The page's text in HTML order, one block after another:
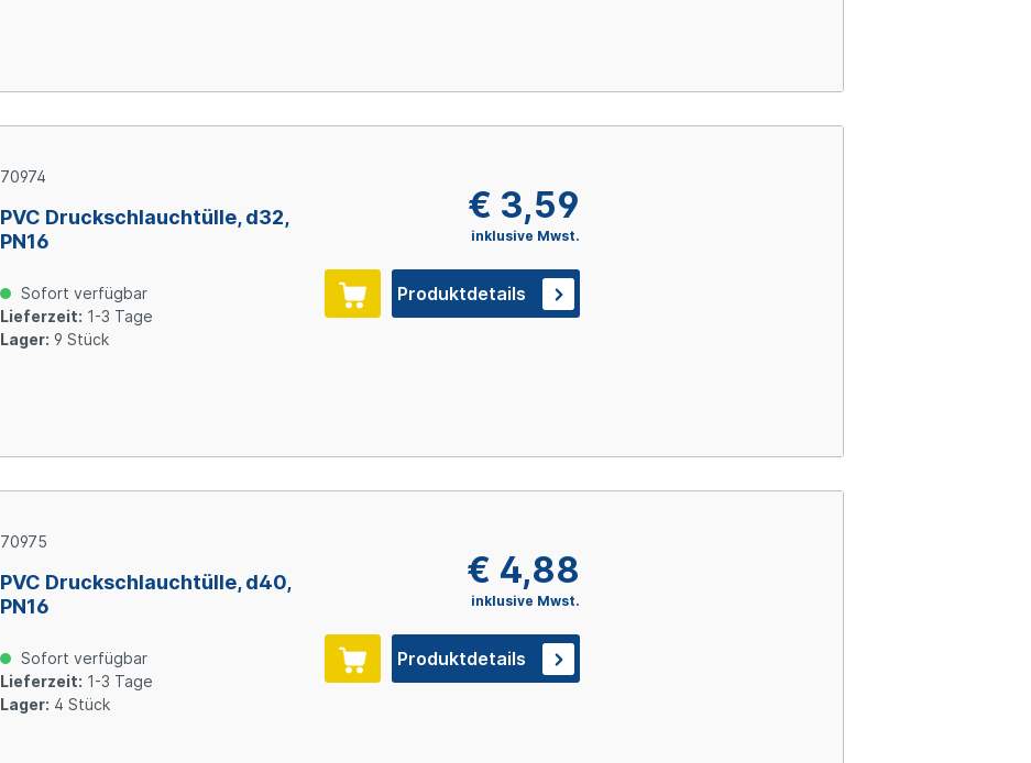
70974
PVC Druckschlauchtülle, d32,
PN16
Sofort verfügbar
Lieferzeit: 1-3 Tage
Lager: 9 Stück
€ 3,59
inklusive Mwst.
Produktdetails
70975
PVC Druckschlauchtülle, d40,
PN16
Sofort verfügbar
Lieferzeit: 1-3 Tage
Lager: 4 Stück
€ 4,88
inklusive Mwst.
Produktdetails